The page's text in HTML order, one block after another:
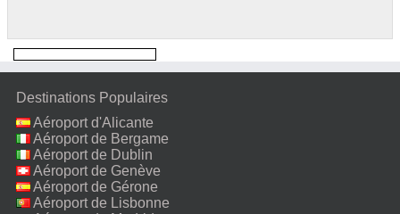
Destinations Populaires
Aéroport d'Alicante
Aéroport de Bergame
Aéroport de Dublin
Aéroport de Genève
Aéroport de Gérone
Aéroport de Lisbonne